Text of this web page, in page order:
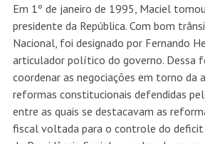
Em 1º de janeiro de 1995, Maciel
presidente da República. Com bom
Nacional, foi designado por Fernando
articulador político do governo. Dessa
coordenar as negociações em torno da
reformas constitucionais defendidas
entre as quais se destacavam as
fiscal voltada para o controle do